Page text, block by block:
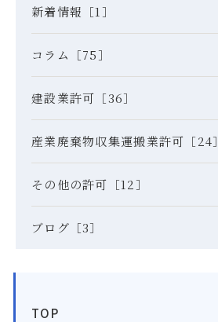
新着情報［1］
コラム［75］
建設業許可［36］
産業廃棄物収集運搬業許可［24］
その他の許可［12］
ブログ［3］
TOP